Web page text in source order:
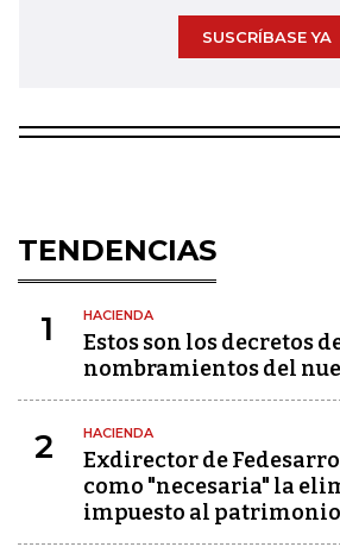
SUSCRÍBASE YA
TENDENCIAS
1 HACIENDA
Estos son los decretos
nombramientos del
2 HACIENDA
Exdirector de
como "necesaria" la
impuesto al patrimonio